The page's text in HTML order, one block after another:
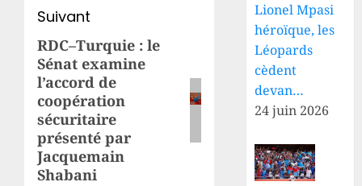
Suivant
Article
suivant:
RDC–Turquie : le
Sénat examine
l’accord de
coopération
sécuritaire
présenté par
Jacquemain
Shabani
Lionel Mpasi
héroïque, les
Léopards
cèdent
devan…
24 juin 2026